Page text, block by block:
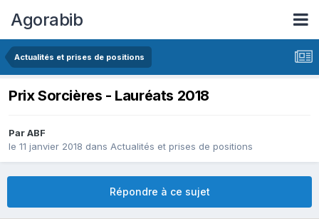
Agorabib
Actualités et prises de positions
Prix Sorcières - Lauréats 2018
Par ABF
le 11 janvier 2018 dans Actualités et prises de positions
Répondre à ce sujet